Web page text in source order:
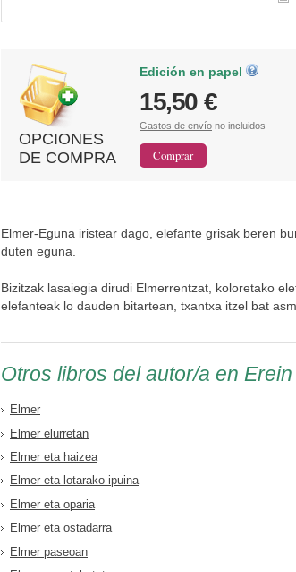
OPCIONES
DE COMPRA
Edición en papel
15,50 €
Gastos de envío no incluidos
Elmer-Eguna iristear dago, elefante grisak beren
duten eguna.
Bizitzak lasaiegia dirudi Elmerrentzat, koloretako
elefanteak lo dauden bitartean, txantxa itzel bat
Otros libros del autor/a en Erein
Elmer
Elmer elurretan
Elmer eta haizea
Elmer eta lotarako ipuina
Elmer eta oparia
Elmer eta ostadarra
Elmer paseoan